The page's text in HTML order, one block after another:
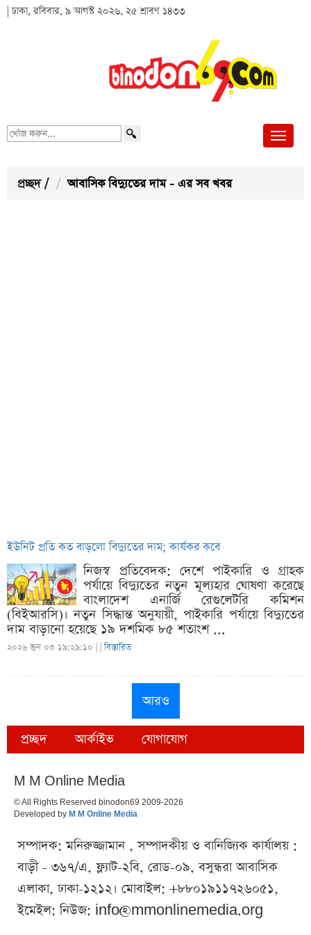
| ঢাকা, রবিবার, ৯ আগস্ট ২০২৬, ২৫ শ্রাবণ ১৪৩৩
খোঁজ
প্রচ্ছদ / আবাসিক বিদ্যুতের দাম - এর সব খবর
ইউনিট প্রতি কত বাড়লো বিদ্যুতের দাম; কার্যকর কবে
নিজস্ব প্রতিবেদক: দেশে পাইকারি ও গ্রাহক
পর্যায়ে বিদ্যুতের নতুন মূল্যহার ঘোষণা করেছে
বাংলাদেশ এনার্জি রেগুলেটরি কমিশন
(বিইআরসি)। নতুন সিদ্ধান্ত অনুযায়ী, পাইকারি পর্যায়ে বিদ্যুতের
দাম বাড়ানো হয়েছে ১৯ দশমিক ৮৫ শতাংশ ...
২০২৬ জুন ০৩ ১৯:২৯:১০ | |বিস্তারিত
আরও
প্রচ্ছদ আর্কাইভ যোগাযোগ
M M Online Media
© All Rights Reserved binodon69 2009-2026
Developed by M M Online Media
সম্পাদক: মনিরুজ্জামান , সম্পাদকীয় ও বানিজ্যিক কার্যালয় :
বাড়ী - ৩৬৭/এ, ফ্ল্যাট-২বি, রোড-০৯, বসুন্ধরা আবাসিক
এলাকা, ঢাকা-১২১২। মোবাইল: +৮৮০১৯১১৭২৬০৫১,
ইমেইল: নিউজ: info@mmonlinemedia.org